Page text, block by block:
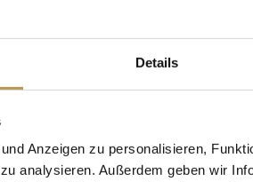
Details
Anzeigen zu personalisieren,
analysieren. Außerdem geben wir